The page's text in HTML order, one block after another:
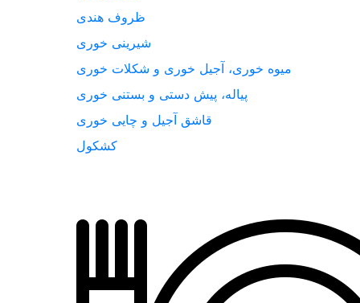
ظروف هندی
شیرینی خوری
میوه خوری، آجیل خوری و شکلات خوری
پیاله، پیش دستی و بستنی خوری
قاشق آجیل و چایی خوری
کشکول